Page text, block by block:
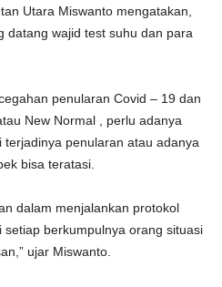
Utara Miswanto mengatakan,
datang wajid test suhu dan para
penularan Covid – 19 dan
New Normal , perlu adanya
penularan atau adanya
bisa teratasi.
dalam menjalankan protokol
berkumpulnya orang situasi
ujar Miswanto.